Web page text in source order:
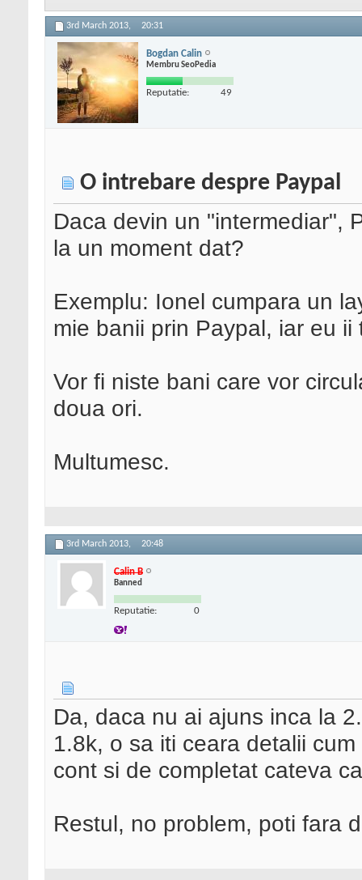
3rd March 2013, 20:31
Bogdan Calin
Membru SeoPedia
Reputatie: 49
O intrebare despre Paypal
Daca devin un "intermediar",
la un moment dat?
Exemplu: Ionel cumpara un
mie banii prin Paypal, iar eu ii
Vor fi niste bani care vor
doua ori.
Multumesc.
3rd March 2013, 20:48
Calin B
Banned
Reputatie: 0
Da, daca nu ai ajuns inca la
1.8k, o sa iti ceara detalii
cont si de completat cateva
Restul, no problem, poti fara